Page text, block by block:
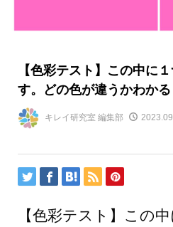
【色彩テスト】この中に
す。どの色が違うかわかる
キレイ研究室 編集部
【色彩テスト】この